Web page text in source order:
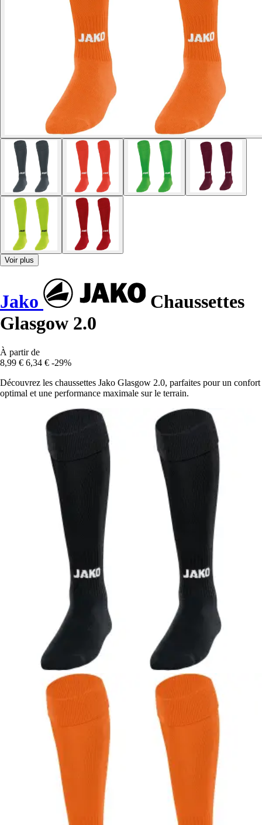
Voir plus
Jako
Chaussettes
Glasgow 2.0
À partir de
8,99 € 6,34 € -29%
Découvrez les chaussettes Jako Glasgow 2.0, parfaites pour un confort
optimal et une performance maximale sur le terrain.